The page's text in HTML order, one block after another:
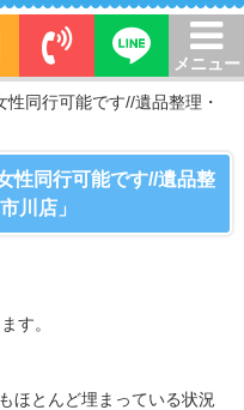
メニュー
同行可能です//遺品整理・
性同行可能です//遺品整
川店」
す。
ほとんど埋まっている状況